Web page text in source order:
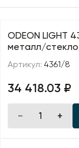
ODEON LIGHT
металл/
Артикул: 4361/8
34 418.03 ₽
Электротовары
Светодиодные
Торшеры
Лампочки